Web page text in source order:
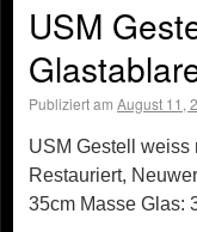
USM
Publiziert am August 11,
USM Gestell weiss
Restauriert,
35cm Masse Glas: